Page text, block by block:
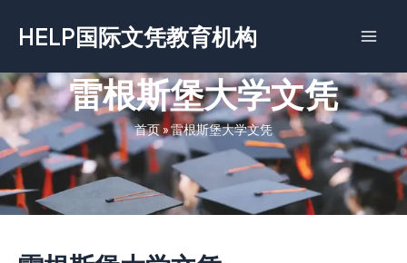
容
HELP国际文凭教育机构
雷根斯堡大学文凭
首页»雷根斯堡大学文凭